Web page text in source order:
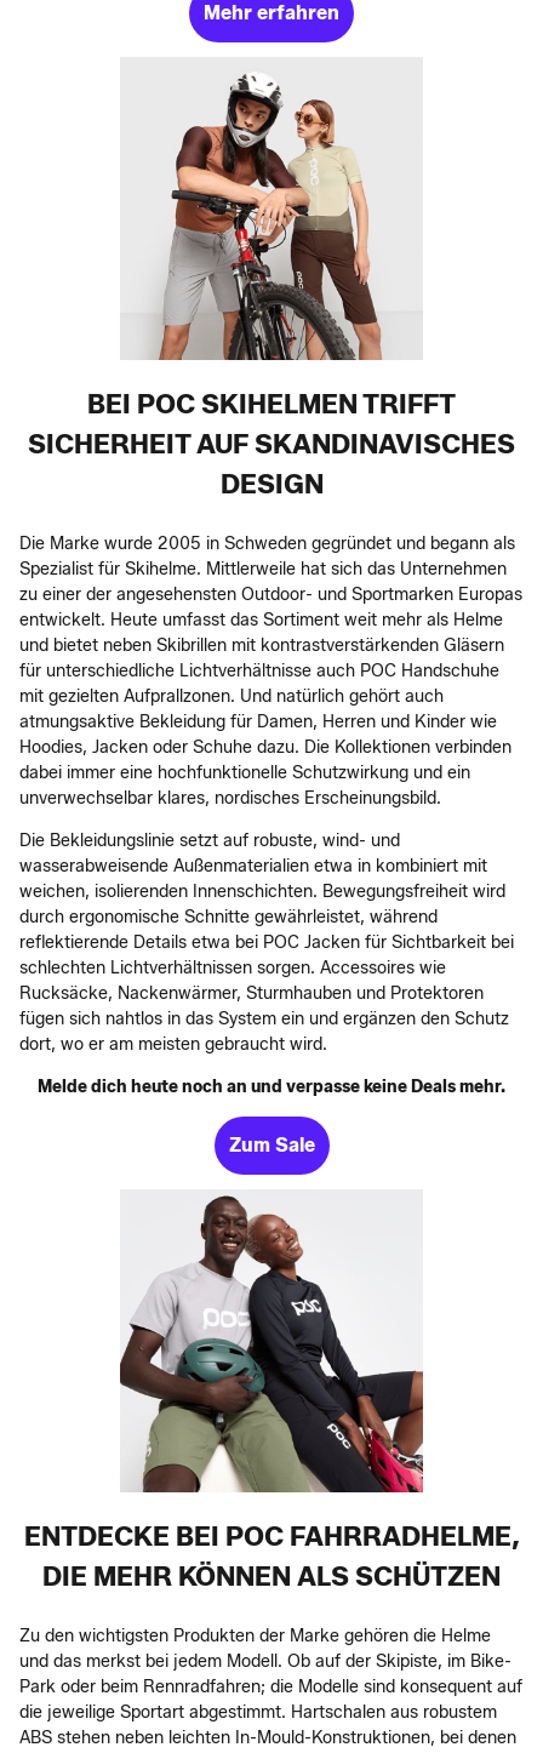
Mehr erfahren
BEI POC SKIHELMEN TRIFFT
SICHERHEIT AUF SKANDINAVISCHES
DESIGN
Die Marke wurde 2005 in Schweden gegründet und begann als
Spezialist für Skihelme. Mittlerweile hat sich das Unternehmen
zu einer der angesehensten Outdoor- und Sportmarken Europas
entwickelt. Heute umfasst das Sortiment weit mehr als Helme
und bietet neben Skibrillen mit kontrastverstärkenden Gläsern
für unterschiedliche Lichtverhältnisse auch POC Handschuhe
mit gezielten Aufprallzonen. Und natürlich gehört auch
atmungsaktive Bekleidung für Damen, Herren und Kinder wie
Hoodies, Jacken oder Schuhe dazu. Die Kollektionen verbinden
dabei immer eine hochfunktionelle Schutzwirkung und ein
unverwechselbar klares, nordisches Erscheinungsbild.
Die Bekleidungslinie setzt auf robuste, wind- und
wasserabweisende Außenmaterialien etwa in kombiniert mit
weichen, isolierenden Innenschichten. Bewegungsfreiheit wird
durch ergonomische Schnitte gewährleistet, während
reflektierende Details etwa bei POC Jacken für Sichtbarkeit bei
schlechten Lichtverhältnissen sorgen. Accessoires wie
Rucksäcke, Nackenwärmer, Sturmhauben und Protektoren
fügen sich nahtlos in das System ein und ergänzen den Schutz
dort, wo er am meisten gebraucht wird.
Melde dich heute noch an und verpasse keine Deals mehr.
Zum Sale
ENTDECKE BEI POC FAHRRADHELME,
DIE MEHR KÖNNEN ALS SCHÜTZEN
Zu den wichtigsten Produkten der Marke gehören die Helme
und das merkst bei jedem Modell. Ob auf der Skipiste, im Bike-
Park oder beim Rennradfahren; die Modelle sind konsequent auf
die jeweilige Sportart abgestimmt. Hartschalen aus robustem
ABS stehen neben leichten In-Mould-Konstruktionen, bei denen